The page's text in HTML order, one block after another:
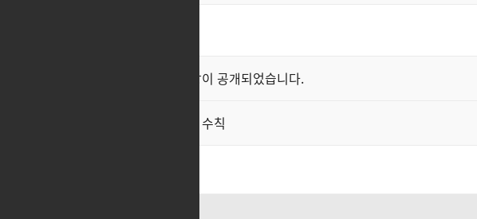
클래스 스킬 영상이 공개되었습니다.
직업게시판 이용 수칙